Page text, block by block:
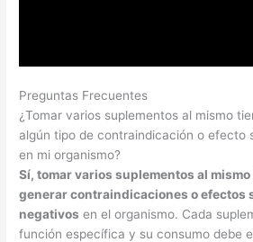
Preguntas Frecuentes
¿Tomar varios suplementos al mismo
algún tipo de contraindicación o efecto
en mi organismo?
Sí, tomar varios suplementos al
generar contraindicaciones o efectos
negativos en el organismo. Cada
función específica y su consumo debe